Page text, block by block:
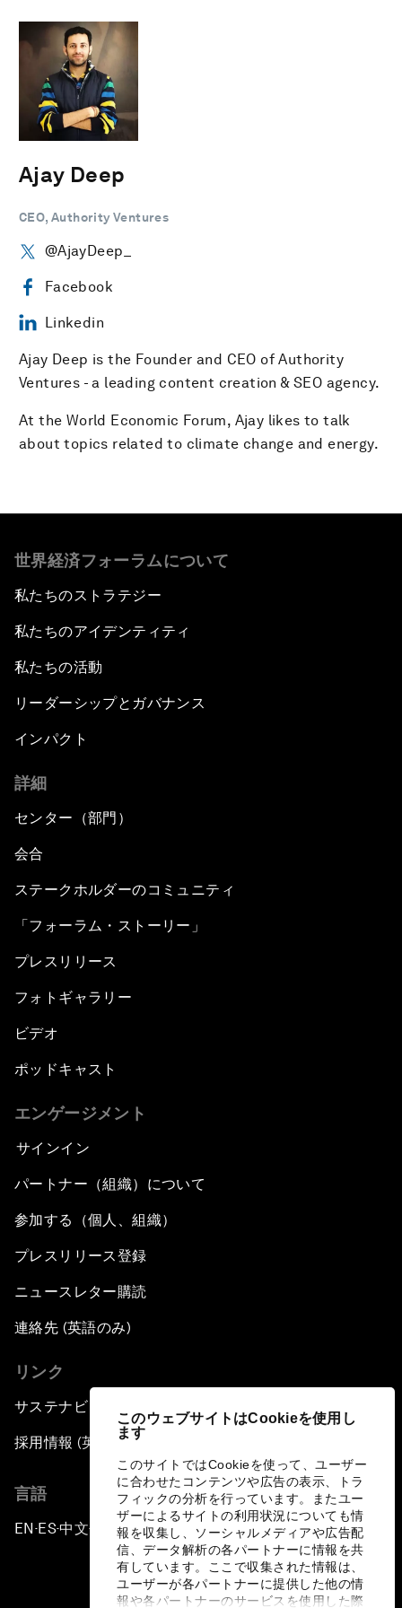
このウェブサイトはCookieを使用し
ます
このサイトではCookieを使って、ユーザー
に合わせたコンテンツや広告の表示、トラ
フィックの分析を行っています。またユー
ザーによるサイトの利用状況についても情
報を収集し、ソーシャルメディアや広告配
信、データ解析の各パートナーに情報を共
有しています。ここで収集された情報は、
ユーザーが各パートナーに提供した他の情
報や各パートナーのサービスを使用した際
Ajay Deep
CEO, Authority Ventures
@AjayDeep_
Facebook
Linkedin
Ajay Deep is the Founder and CEO of Authority
Ventures - a leading content creation & SEO agency.
At the World Economic Forum, Ajay likes to talk
about topics related to climate change and energy.
世界経済フォーラムについて
私たちのストラテジー
私たちのアイデンティティ
私たちの活動
リーダーシップとガバナンス
インパクト
詳細
センター（部門）
会合
ステークホルダーのコミュニティ
「フォーラム・ストーリー」
プレスリリース
フォトギャラリー
ビデオ
ポッドキャスト
エンゲージメント
サインイン
パートナー（組織）について
参加する（個人、組織）
プレスリリース登録
ニュースレター購読
連絡先 (英語のみ)
リンク
サステナビリティへの取り組み
採用情報 (英語のみ)
言語
EN ▪ES▪中文▪ 日本語